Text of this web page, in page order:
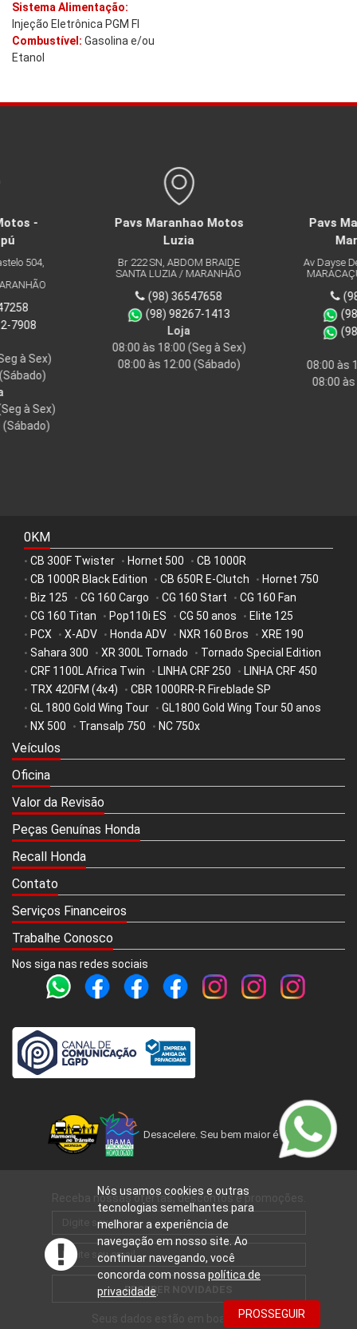
Sistema Alimentação:
Injeção Eletrônica PGM FI
Combustível: Gasolina e/ou
Etanol
-
504,
7908
à Sex)
à Sex)
Pavs Maranhao Motos
Luzia
Br 222 SN, ABDOM BRAIDE
SANTA LUZIA / MARANHÃO
(98) 36547658
(98) 98267-1413
Loja
08:00 às 18:00 (Seg à Sex)
08:00 às 12:00 (Sábado)
Pavs
Av Dayse
08:00 às
08:00
0KM
• CB 300F Twister • Hornet 500 • CB 1000R
• CB 1000R Black Edition • CB 650R E-Clutch • Hornet 750
• Biz 125 • CG 160 Cargo • CG 160 Start • CG 160 Fan
• CG 160 Titan • Pop110i ES • CG 50 anos • Elite 125
• PCX • X-ADV • Honda ADV • NXR 160 Bros • XRE 190
• Sahara 300 • XR 300L Tornado • Tornado Special Edition
• CRF 1100L Africa Twin • LINHA CRF 250 • LINHA CRF 450
• TRX 420FM (4x4) • CBR 1000RR-R Fireblade SP
• GL 1800 Gold Wing Tour • GL1800 Gold Wing Tour 50 anos
• NX 500 • Transalp 750 • NC 750x
Veículos
Oficina
Valor da Revisão
Peças Genuínas Honda
Recall Honda
Contato
Serviços Financeiros
Trabalhe Conosco
Nos siga nas redes sociais
Desacelere. Seu bem maior é a vida.
Receba nossas ofertas, descontos e promoções.
RECEBER NOVIDADES
Seus dados estão em boas mãos.
Nós usamos cookies e outras
tecnologias semelhantes para
melhorar a experiência de
navegação em nosso site. Ao
continuar navegando, você
concorda com nossapolítica de
privacidade
PROSSEGUIR